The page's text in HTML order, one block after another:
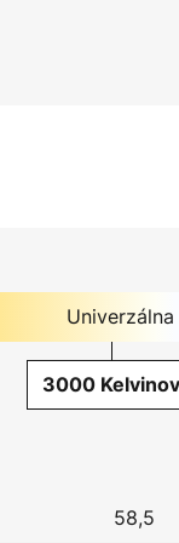
3000 Kelvinov
58,5